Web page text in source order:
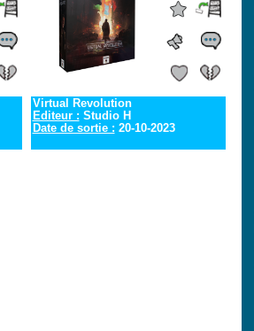
Virtual Revolution
Editeur : Studio H
Date de sortie : 20-10-2023